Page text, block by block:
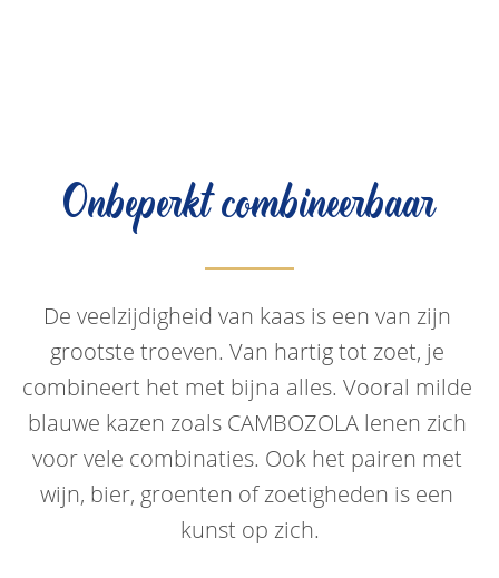
Onbeperkt combineerbaar
De veelzijdigheid van kaas is een van zijn
grootste troeven. Van hartig tot zoet, je
combineert het met bijna alles. Vooral milde
blauwe kazen zoals CAMBOZOLA lenen zich
voor vele combinaties. Ook het pairen met
wijn, bier, groenten of zoetigheden is een
kunst op zich.